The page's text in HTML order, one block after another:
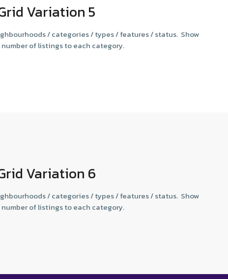
Variation 5
/ categories / types / features / status. Show
of listings to each category.
Variation 6
/ categories / types / features / status. Show
of listings to each category.